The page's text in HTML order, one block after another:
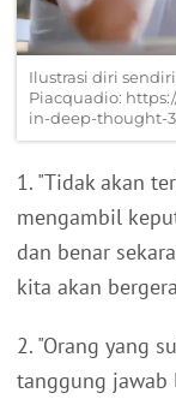
Ilustrasi diri
Piacquadio:
in-deep-thought-
1. "Tidak akan
mengambil
dan benar
kita akan
2. "Orang yang
tanggung